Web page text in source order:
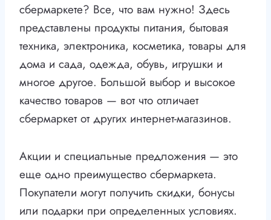
сбермаркете? Все, что вам нужно! Здесь
представлены продукты питания, бытовая
техника, электроника, косметика, товары для
дома и сада, одежда, обувь, игрушки и
многое другое. Большой выбор и высокое
качество товаров — вот что отличает
сбермаркет от других интернет-магазинов.
Акции и специальные предложения — это
еще одно преимущество сбермаркета.
Покупатели могут получить скидки, бонусы
или подарки при определенных условиях.